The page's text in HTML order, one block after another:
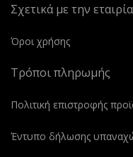
Σχετικά με την εταιρία
Όροι χρήσης
Τρόποι πληρωμής
Πολιτική επιστροφής
Έντυπο δήλωσης